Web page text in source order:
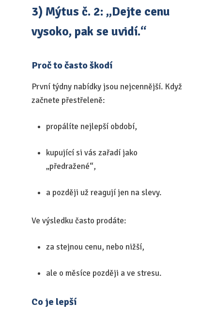
3) Mýtus č. 2: „Dejte cenu
vysoko, pak se uvidí.“
Proč to často škodí
První týdny nabídky jsou nejcennější. Když
začnete přestřeleně:
propálíte nejlepší období,
kupující si vás zařadí jako
„předražené“,
a později už reagují jen na slevy.
Ve výsledku často prodáte:
za stejnou cenu, nebo nižší,
ale o měsíce později a ve stresu.
Co je lepší